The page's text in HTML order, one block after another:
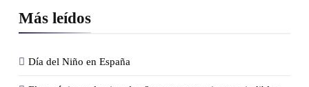
Más leídos
Día del Niño en España